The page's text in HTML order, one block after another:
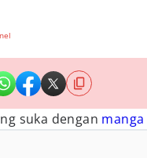
suka dengan manga